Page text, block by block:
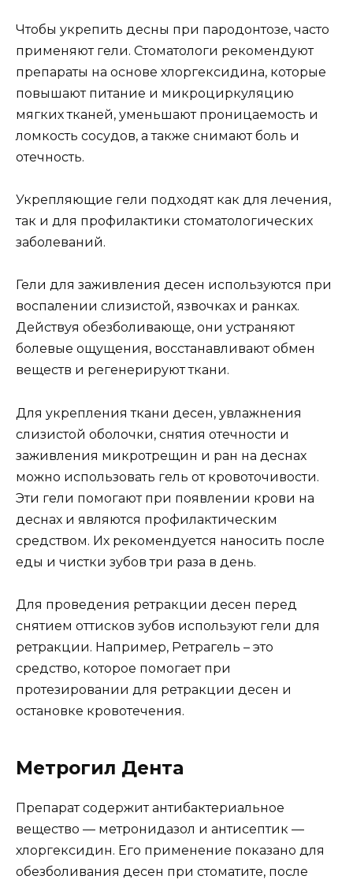
Чтобы укрепить десны при пародонтозе, часто
применяют гели. Стоматологи рекомендуют
препараты на основе хлоргексидина, которые
повышают питание и микроциркуляцию
мягких тканей, уменьшают проницаемость и
ломкость сосудов, а также снимают боль и
отечность.
Укрепляющие гели подходят как для лечения,
так и для профилактики стоматологических
заболеваний.
Гели для заживления десен используются при
воспалении слизистой, язвочках и ранках.
Действуя обезболивающе, они устраняют
болевые ощущения, восстанавливают обмен
веществ и регенерируют ткани.
Для укрепления ткани десен, увлажнения
слизистой оболочки, снятия отечности и
заживления микротрещин и ран на деснах
можно использовать гель от кровоточивости.
Эти гели помогают при появлении крови на
деснах и являются профилактическим
средством. Их рекомендуется наносить после
еды и чистки зубов три раза в день.
Для проведения ретракции десен перед
снятием оттисков зубов используют гели для
ретракции. Например, Ретрагель – это
средство, которое помогает при
протезировании для ретракции десен и
остановке кровотечения.
Метрогил Дента
Препарат содержит антибактериальное
вещество — метронидазол и антисептик —
хлоргексидин. Его применение показано для
обезболивания десен при стоматите, после